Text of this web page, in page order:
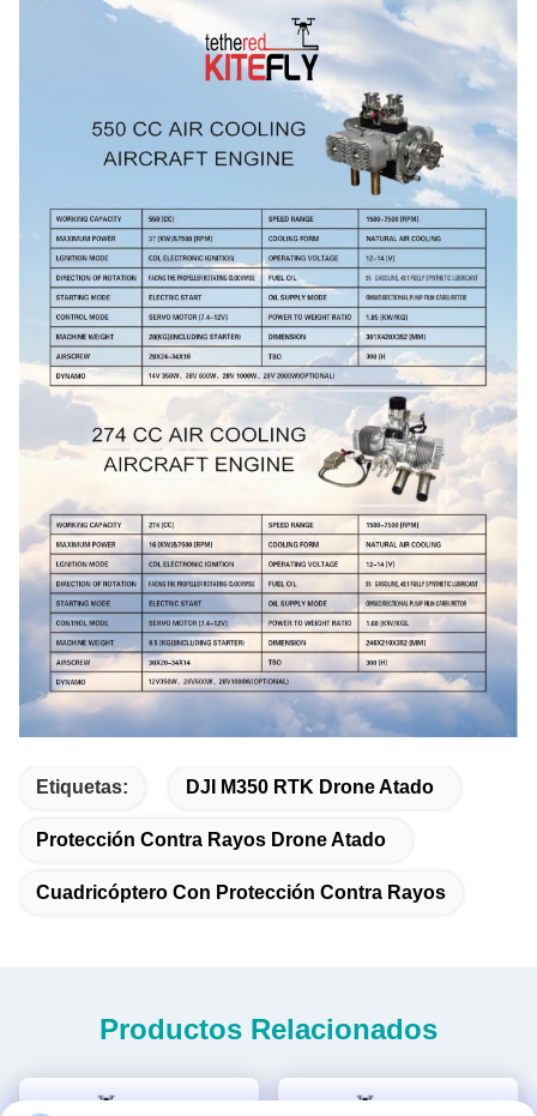
Etiquetas: DJI M350 RTK Drone Atado
Protección Contra Rayos Drone Atado
Cuadricóptero Con Protección Contra Rayos
Productos Relacionados